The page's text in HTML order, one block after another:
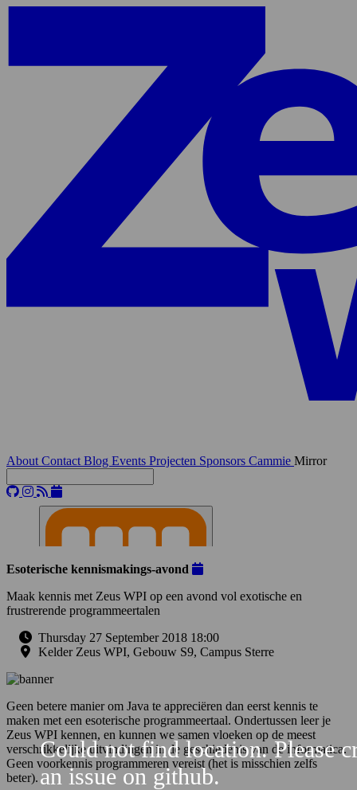
About Contact Blog Events Projecten Sponsors Cammie Mirror
Esoterische kennismakings-avond
Maak kennis met Zeus WPI op een avond vol exotische en
frustrerende programmeertalen
Thursday 27 September 2018 18:00
Kelder Zeus WPI, Gebouw S9, Campus Sterre
Geen betere manier om Java te appreciëren dan eerst kennis te
maken met een esoterische programmeertaal. Ondertussen leer je
Zeus WPI kennen, en kunnen we samen vloeken op de meest
verschrikkelijke uitvindingen in de geschiedenis van de informatica.
Geen voorkennis programmeren vereist (het is misschien zelfs
beter).
Could not find location. Please
an issue on github.